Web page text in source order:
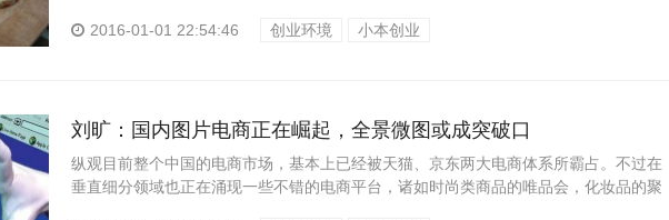
2016-01-01 22:54:46
创业环境 小本创业
刘旷：国内图片电商正在崛起，全景微图或成突破口
纵观目前整个中国的电商市场，基本上已经被天猫、京东两大电商体系所霸占。不过在
垂直细分领域也正在涌现一些不错的电商平台，诸如时尚类商品的唯品会，化妆品的聚